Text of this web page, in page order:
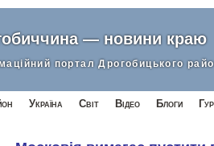
— новини краю
портал Дрогобицького
Україна Світ Відео Блоги